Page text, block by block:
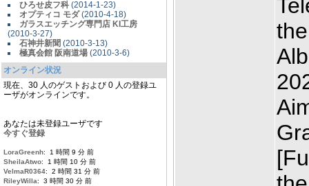
ひろせ皮フ科 (2014-1-23)
オプティコ モダ(2010-4-18)
ガラスエッチング専門店 KI工房
(2010-3-27)
石神井新聞 (2010-3-13)
極真会館 阪南道場 (2010-3-6)
オンライン状況
現在、30 人のゲストおよび 0 人の登録ユ
ーザがオンラインです。
あなたは未登録ユーザです
今すぐ登録
LoraGreenh: 1 時間 9 分 前
SheilaAtwo: 1 時間 10 分 前
VelmaR0364: 2 時間 31 分 前
RileyWilla: 3 時間 30 分 前